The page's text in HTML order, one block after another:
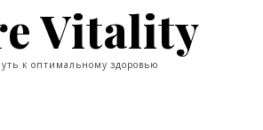
Vitality
к оптимальному здоровью